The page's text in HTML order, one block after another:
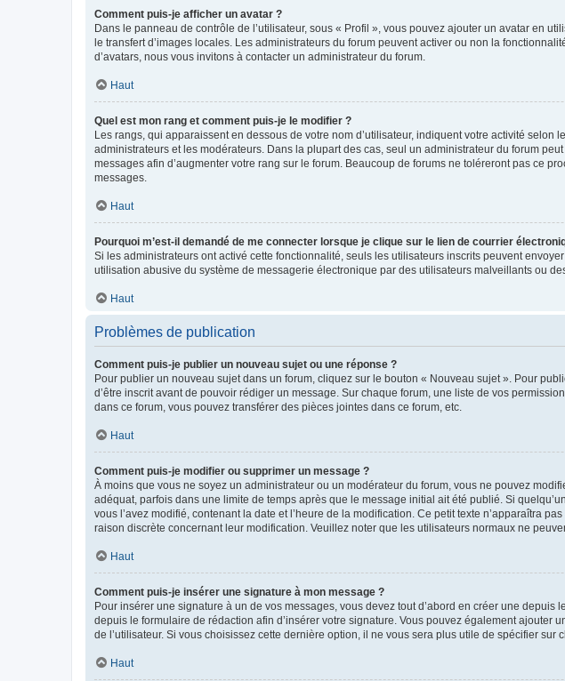
Comment puis-je afficher un avatar ?
Dans le panneau de contrôle de l’utilisateur, sous « Profil », vous pouvez ajouter un avatar en
le transfert d’images locales. Les administrateurs du forum peuvent activer ou non la
d’avatars, nous vous invitons à contacter un administrateur du forum.
Haut
Quel est mon rang et comment puis-je le modifier ?
Les rangs, qui apparaissent en dessous de votre nom d’utilisateur, indiquent votre activité
administrateurs et les modérateurs. Dans la plupart des cas, seul un administrateur du forum
messages afin d’augmenter votre rang sur le forum. Beaucoup de forums ne toléreront pas ce
messages.
Haut
Pourquoi m’est-il demandé de me connecter lorsque je clique sur le lien de courrier
Si les administrateurs ont activé cette fonctionnalité, seuls les utilisateurs inscrits peuvent
utilisation abusive du système de messagerie électronique par des utilisateurs malveillants ou
Haut
Problèmes de publication
Comment puis-je publier un nouveau sujet ou une réponse ?
Pour publier un nouveau sujet dans un forum, cliquez sur le bouton « Nouveau sujet ». Pour
d’être inscrit avant de pouvoir rédiger un message. Sur chaque forum, une liste de vos
dans ce forum, vous pouvez transférer des pièces jointes dans ce forum, etc.
Haut
Comment puis-je modifier ou supprimer un message ?
À moins que vous ne soyez un administrateur ou un modérateur du forum, vous ne pouvez
adéquat, parfois dans une limite de temps après que le message initial ait été publié. Si
vous l’avez modifié, contenant la date et l’heure de la modification. Ce petit texte n’apparaîtra
raison discrète concernant leur modification. Veuillez noter que les utilisateurs normaux ne
Haut
Comment puis-je insérer une signature à mon message ?
Pour insérer une signature à un de vos messages, vous devez tout d’abord en créer une
depuis le formulaire de rédaction afin d’insérer votre signature. Vous pouvez également
de l’utilisateur. Si vous choisissez cette dernière option, il ne vous sera plus utile de spécifier sur
Haut